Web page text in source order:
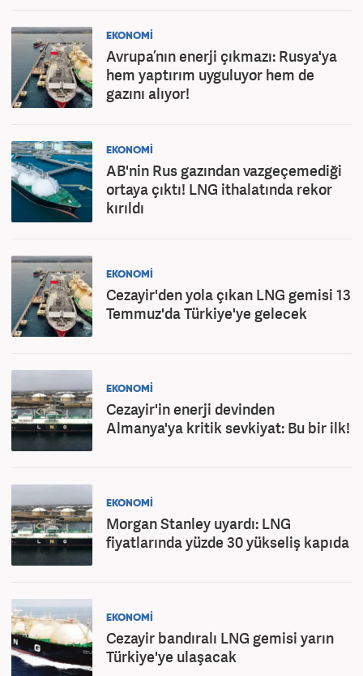
EKONOMİ
Avrupa’nın enerji çıkmazı: Rusya'ya
hem yaptırım uyguluyor hem de
gazını alıyor!
EKONOMİ
AB'nin Rus gazından vazgeçemediği
ortaya çıktı! LNG ithalatında rekor
kırıldı
EKONOMİ
Cezayir'den yola çıkan LNG gemisi 13
Temmuz'da Türkiye'ye gelecek
EKONOMİ
Cezayir'in enerji devinden
Almanya'ya kritik sevkiyat: Bu bir ilk!
EKONOMİ
Morgan Stanley uyardı: LNG
fiyatlarında yüzde 30 yükseliş kapıda
EKONOMİ
Cezayir bandıralı LNG gemisi yarın
Türkiye'ye ulaşacak